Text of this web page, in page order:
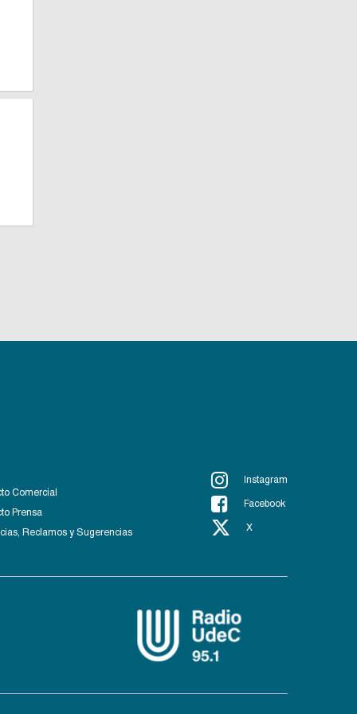
Comercial
Prensa
Reclamos y Sugerencias
Instagram
Facebook
X